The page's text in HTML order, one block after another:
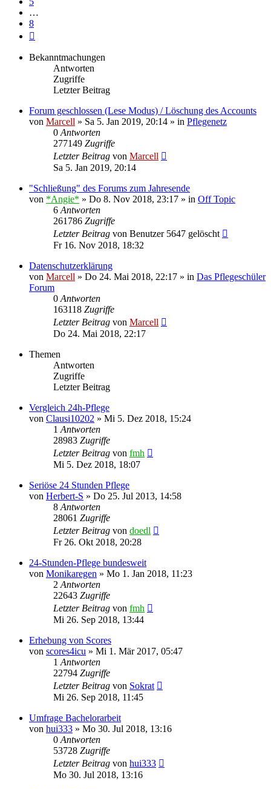
…
8
Bekanntmachungen
Antworten
Zugriffe
Letzter Beitrag
Forum geschlossen (Lese Modus) / Löschung des Accounts
von Marcell » Sa 5. Jan 2019, 20:14 » in Pflegenetz
0 Antworten
277149 Zugriffe
Letzter Beitrag von Marcell
Sa 5. Jan 2019, 20:14
"Schließung" des Forums zum Jahresende
von *Angie* » Do 8. Nov 2018, 23:17 » in Off Topic
6 Antworten
261786 Zugriffe
Letzter Beitrag von Benutzer 5647 gelöscht
Fr 16. Nov 2018, 18:32
Datenschutzerklärung
von Marcell » Do 24. Mai 2018, 22:17 » in Das Pflegeschüler
Forum
0 Antworten
163118 Zugriffe
Letzter Beitrag von Marcell
Do 24. Mai 2018, 22:17
Themen
Antworten
Zugriffe
Letzter Beitrag
Vergleich 24h-Pflege
von Clausi10202 » Mi 5. Dez 2018, 15:24
1 Antworten
28983 Zugriffe
Letzter Beitrag von fmh
Mi 5. Dez 2018, 18:07
Seriöse 24 Stunden Pflege
von Herbert-S » Do 25. Jul 2013, 14:58
8 Antworten
28061 Zugriffe
Letzter Beitrag von doedl
Fr 26. Okt 2018, 20:28
24-Stunden-Pflege bundesweit
von Monikaregen » Mo 1. Jan 2018, 11:23
2 Antworten
22643 Zugriffe
Letzter Beitrag von fmh
Mi 26. Sep 2018, 13:44
Erhebung von Scores
von scores4icu » Mi 1. Mär 2017, 05:47
1 Antworten
22794 Zugriffe
Letzter Beitrag von Sokrat
Mi 26. Sep 2018, 11:45
Umfrage Bachelorarbeit
von hui333 » Mo 30. Jul 2018, 13:16
0 Antworten
53728 Zugriffe
Letzter Beitrag von hui333
Mo 30. Jul 2018, 13:16